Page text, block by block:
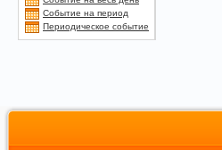
Событие на период
Периодическое событие